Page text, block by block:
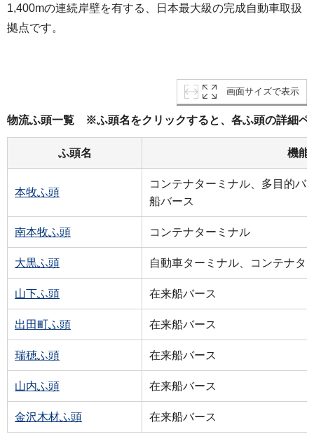
1,400mの連続岸壁を有する、日本最大級の完成自動車取扱
拠点です。
画面サイズで表示
物流ふ頭一覧 ※ふ頭名をクリックすると、各ふ頭の詳細ペ
ふ頭名 機能
本牧ふ頭
コンテナターミナル、多目的バ
船バース
南本牧ふ頭 コンテナターミナル
大黒ふ頭 自動車ターミナル、コンテナタ
山下ふ頭 在来船バース
出田町ふ頭 在来船バース
瑞穂ふ頭 在来船バース
山内ふ頭 在来船バース
金沢木材ふ頭 在来船バース